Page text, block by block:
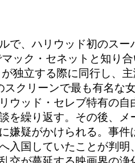
で、ハリウッド初のス
ック・セネットと知り
独立する際に同行し、
スクリーンで最も有名な
ウッド・セレブ特有の
を繰り返す。その後、
嫌疑がかけられる。事
入国していたことが判